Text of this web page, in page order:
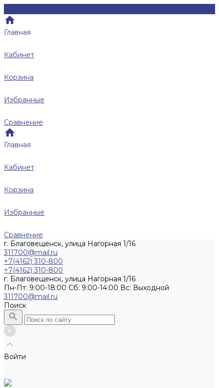
Главная
Кабинет
Корзина
Избранные
Сравнение
Главная
Кабинет
Корзина
Избранные
Сравнение
г. Благовещенск, улица Нагорная 1/16
311700@mail.ru
+7(4162) 310-800
+7(4162) 310-800
г. Благовещенск, улица Нагорная 1/16
Пн-Пт: 9:00-18:00 Cб: 9:00-14:00 Вс: Выходной
311700@mail.ru
Поиск
Войти